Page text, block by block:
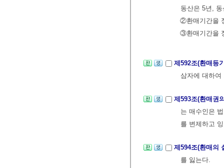
동산은 5년,
②환매기간을
③환매기간을
제592조(환매등
삼자에 대하여
제593조(환매권
는 매수인은
를 변제하고
제594조(환매의
를 잃는다.